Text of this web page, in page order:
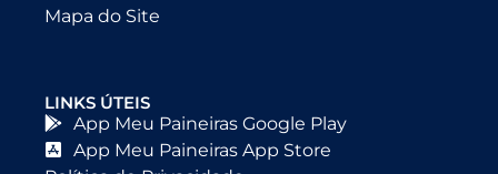
Mapa do Site
LINKS ÚTEIS
App Meu Paineiras Google Play
App Meu Paineiras App Store